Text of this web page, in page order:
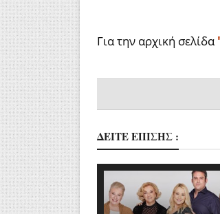
Για την αρχική σελίδα
ΔΕΙΤΕ ΕΠΙΣΗΣ :